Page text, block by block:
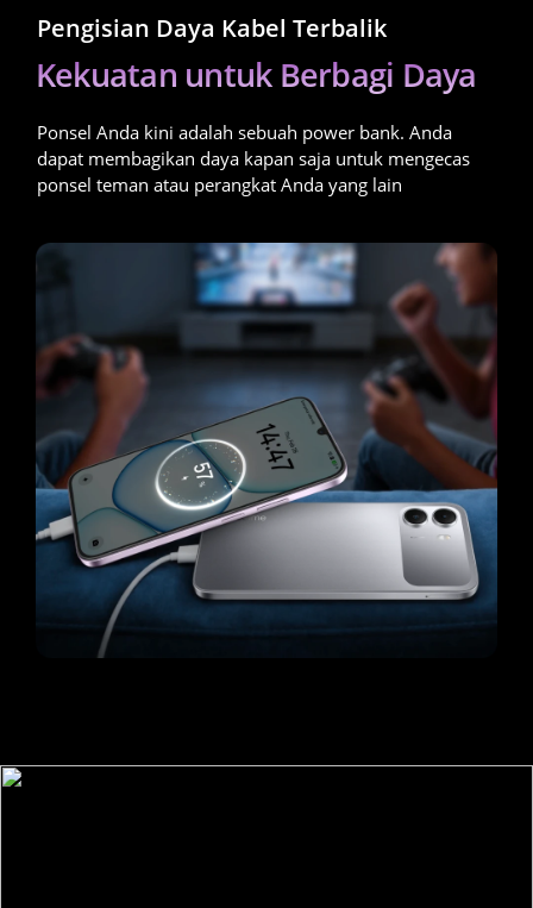
Pengisian Daya Kabel Terbalik
Kekuatan untuk Berbagi Daya
Ponsel Anda kini adalah sebuah power bank. Anda
dapat membagikan daya kapan saja untuk mengecas
ponsel teman atau perangkat Anda yang lain